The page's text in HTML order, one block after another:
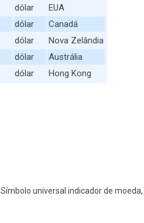
dólar
EUA
dólar
Canadá
dólar
Nova Zelândia
dólar
Austrália
dólar Hong Kong
universal indicador de